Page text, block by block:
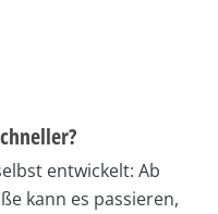
entwickelt: Ab
kann es passieren,